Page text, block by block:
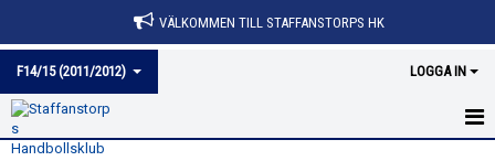
VÄLKOMMEN TILL STAFFANSTORPS HK
F14/15 (2011/2012) LOGGA IN